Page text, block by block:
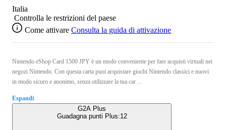
Italia
Controlla le restrizioni del paese
Come attivare Consulta la guida di attivazione
Nintendo eShop Card 1500 JPY è un modo conveniente per fare acquisti virtuali nei
negozi Nintendo. Con questa carta puoi acquistare giochi Nintendo classici e nuovi
in modo sicuro e anonimo, senza utilizzare la tua car ...
Espandi
G2A Plus
Guadagna punti Plus:12